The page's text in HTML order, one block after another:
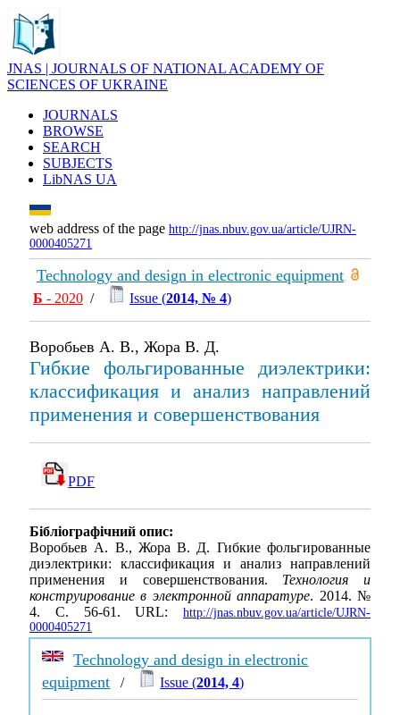
JNAS | JOURNALS OF NATIONAL ACADEMY OF
SCIENCES OF UKRAINE
JOURNALS
BROWSE
SEARCH
SUBJECTS
LibNAS UA
web address of the page http://jnas.nbuv.gov.ua/article/UJRN-
0000405271
Technology and design in electronic equipment
Б - 2020 / Issue (2014, № 4)
Воробьев А. В., Жора В. Д.
Гибкие фольгированные диэлектрики:
классификация и анализ направлений
применения и совершенствования
PDF
Бібліографічний опис:
Воробьев А. В., Жора В. Д. Гибкие фольгированные
диэлектрики: классификация и анализ направлений
применения и совершенствования. Технология и
конструирование в электронной аппаратуре. 2014. №
4. С. 56-61. URL: http://jnas.nbuv.gov.ua/article/UJRN-
0000405271
Technology and design in electronic
equipment / Issue (2014, 4)